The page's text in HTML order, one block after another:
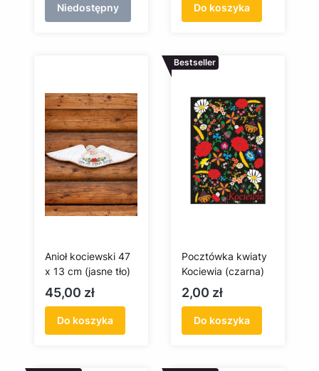
Niedostępny Do koszyka
Anioł kociewski 47
x 13 cm (jasne tło)
Cena
45,00 zł
Do koszyka
Bestseller
Pocztówka kwiaty
Kociewia (czarna)
Cena
2,00 zł
Do koszyka